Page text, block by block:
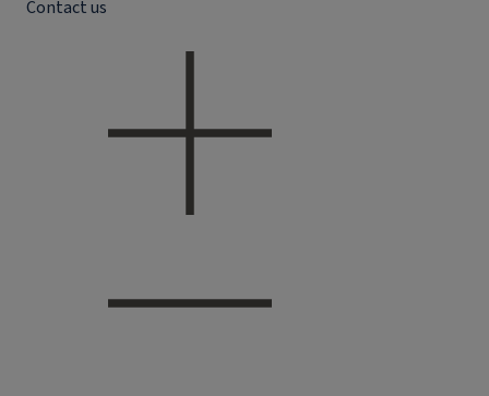
Contact us